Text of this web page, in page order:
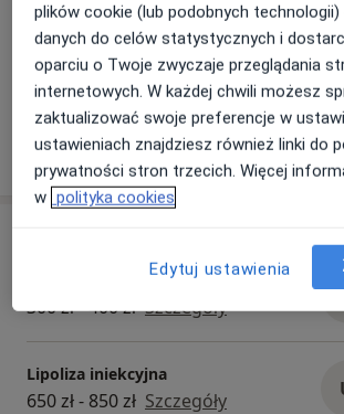
Rodzaje konsultacji
StacjonarneZobacz lokalizacje (2)
Konsultacje onlineZobacz
Pokaż więcej
o
Konsultacja psychiatryczna
300 zł - 400 zł Szczegóły
Lipoliza iniekcyjna
650 zł - 850 zł Szczegóły
plików cookie (lub podobnych technologii)
danych do celów statystycznych i
oparciu o Twoje zwyczaje przeglądania
internetowych. W każdej chwili możesz
zaktualizować swoje preferencje w
ustawieniach znajdziesz również linki do
prywatności stron trzecich. Więcej
w polityka cookies
Edytuj ustawienia